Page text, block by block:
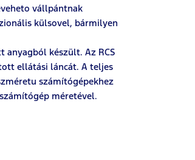
vállpántnak
külsovel, bármilyen
anyagból készült. Az RCS
ellátási láncát. A teljes
számítógépekhez
méretével.